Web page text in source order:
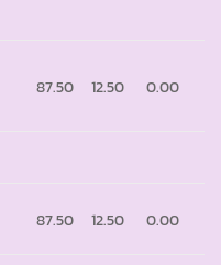
87.50 12.50 0.00
87.50 12.50 0.00